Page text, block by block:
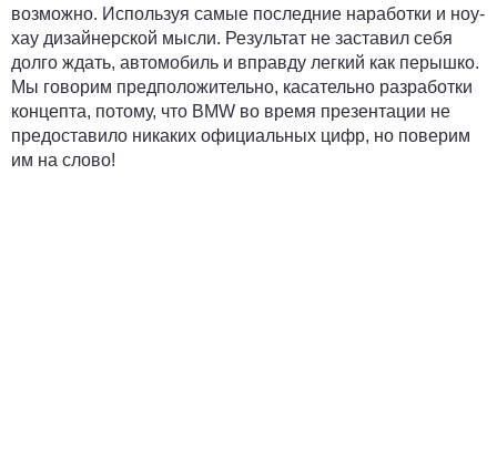
возможно. Используя самые последние наработки и ноу-
хау дизайнерской мысли. Результат не заставил себя
долго ждать, автомобиль и вправду легкий как перышко.
Мы говорим предположительно, касательно разработки
концепта, потому, что BMW во время презентации не
предоставило никаких официальных цифр, но поверим
им на слово!